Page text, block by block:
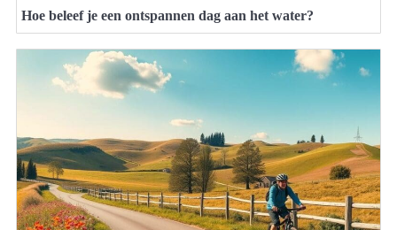
Hoe beleef je een ontspannen dag aan het water?